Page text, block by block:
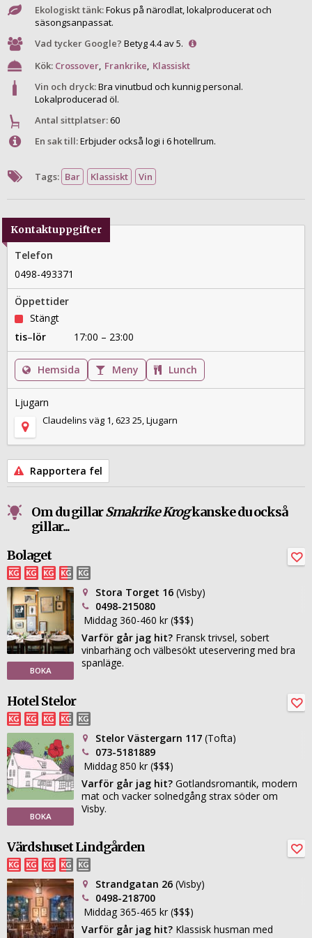
Ekologiskt tänk:Fokus på närodlat, lokalproducerat och
säsongsanpassat.
Vad tycker Google? Betyg 4.4 av 5.
Kök: Crossover, Frankrike, Klassiskt
Vin och dryck:Bra vinutbud och kunnig personal.
Lokalproducerad öl.
Antal sittplatser: 60
En sak till:Erbjuder också logi i 6 hotellrum.
Tags: Bar Klassiskt Vin
Kontaktuppgifter
Telefon
0498-493371
Öppettider
Stängt
tis–lör 17:00 – 23:00
Hemsida Meny Lunch
Ljugarn
Claudelins väg 1, 623 25, Ljugarn
Rapportera fel
Om du gillarSmakrike Krogkanske du också
gillar...
Bolaget
BOKA
Stora Torget 16 (Visby)
0498-215080
Middag 360-460 kr ($$$)
Varför går jag hit? Fransk trivsel, sobert
vinbarhäng och välbesökt uteservering med bra
spanläge.
Hotel Stelor
BOKA
Stelor Västergarn 117 (Tofta)
073-5181889
Middag 850 kr ($$$)
Varför går jag hit? Gotlandsromantik, modern
mat och vacker solnedgång strax söder om
Visby.
Värdshuset Lindgården
Strandgatan 26 (Visby)
0498-218700
Middag 365-465 kr ($$$)
Varför går jag hit? Klassisk husman med